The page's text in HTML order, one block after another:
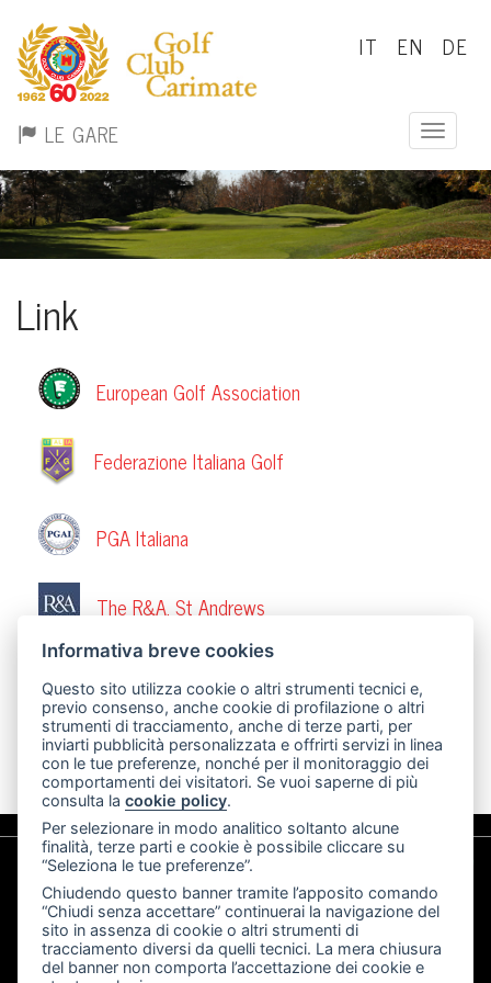
IT EN DE
LE GARE Toggle
Link
European Golf Association
Federazione Italiana Golf
PGA Italiana
The R&A, St Andrews
European Tour
Associazione Golfisti Italiani Seniores
Informativa breve cookies
Questo sito utilizza cookie o altri strumenti tecnici e,
previo consenso, anche cookie di profilazione o altri
strumenti di tracciamento, anche di terze parti, per
inviarti pubblicità personalizzata e offrirti servizi in linea
con le tue preferenze, nonché per il monitoraggio dei
comportamenti dei visitatori. Se vuoi saperne di più
consulta lacookie policy.
Per selezionare in modo analitico soltanto alcune
finalità, terze parti e cookie è possibile cliccare su
“Seleziona le tue preferenze”.
Chiudendo questo banner tramite l’apposito comando
“Chiudi senza accettare” continuerai la navigazione del
sito in assenza di cookie o altri strumenti di
tracciamento diversi da quelli tecnici. La mera chiusura
del banner non comporta l’accettazione dei cookie e